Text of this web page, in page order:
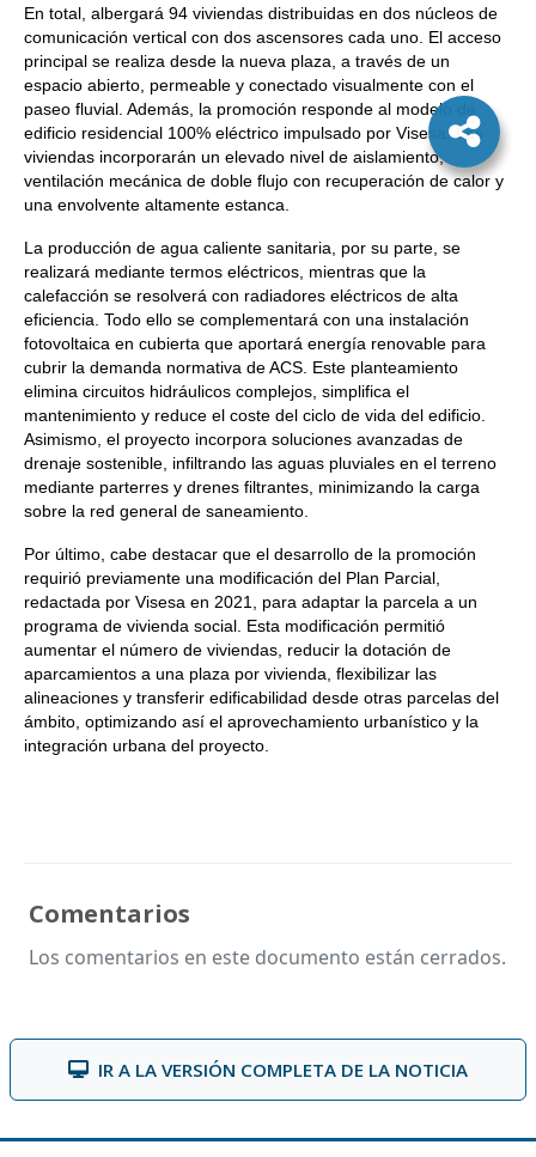
En total, albergará 94 viviendas distribuidas en dos núcleos de
comunicación vertical con dos ascensores cada uno. El acceso
principal se realiza desde la nueva plaza, a través de un
espacio abierto, permeable y conectado visualmente con el
paseo fluvial. Además, la promoción responde al modelo de
edificio residencial 100% eléctrico impulsado por Visesa. Las
viviendas incorporarán un elevado nivel de aislamiento,
ventilación mecánica de doble flujo con recuperación de calor y
una envolvente altamente estanca.
La producción de agua caliente sanitaria, por su parte, se
realizará mediante termos eléctricos, mientras que la
calefacción se resolverá con radiadores eléctricos de alta
eficiencia. Todo ello se complementará con una instalación
fotovoltaica en cubierta que aportará energía renovable para
cubrir la demanda normativa de ACS. Este planteamiento
elimina circuitos hidráulicos complejos, simplifica el
mantenimiento y reduce el coste del ciclo de vida del edificio.
Asimismo, el proyecto incorpora soluciones avanzadas de
drenaje sostenible, infiltrando las aguas pluviales en el terreno
mediante parterres y drenes filtrantes, minimizando la carga
sobre la red general de saneamiento.
Por último, cabe destacar que el desarrollo de la promoción
requirió previamente una modificación del Plan Parcial,
redactada por Visesa en 2021, para adaptar la parcela a un
programa de vivienda social. Esta modificación permitió
aumentar el número de viviendas, reducir la dotación de
aparcamientos a una plaza por vivienda, flexibilizar las
alineaciones y transferir edificabilidad desde otras parcelas del
ámbito, optimizando así el aprovechamiento urbanístico y la
integración urbana del proyecto.
Comentarios
Los comentarios en este documento están cerrados.
IR A LA VERSIÓN COMPLETA DE LA NOTICIA